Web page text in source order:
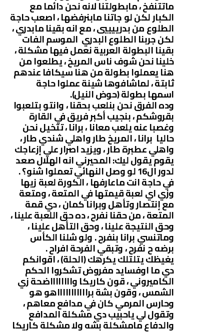
ماتتنفخ ، مابطولتنا لانه نحن دائما مع
الكبار لكن لو جاتنا مابنرفضها ، اصعب حاجة
الطلوع من بدرييييي ، مع انه بقينا مابدري ،
لكن جربنا الطلوع البدري الموسم الفات
بقينا البطولة العربية نعمل فيها مشكلة ،
خلينا نحن شوف ناس المريخ ، يطلعوا من
هنا يعملوا بطولة من هنا سيكافا عندهم
ثابتة ، لماشافوها شينة عملوا حاجة
اسمها بطولة (حوض النيل).
وده الفرق نحن بنلعب بحقنا ، وانتو بتلعبوا
بقروشكم ، بنجيب أكبر فريق في القارة
وغصبا عنه يلعب معانا ، برانا ، تتخيل نحن
حاليا برانا ، المريخ طار واهلي شندي طار ،
واهلي عطبرة طار ، ويزيد اصرار علي إزعاجك
يقوم يقول ليك: المحيرني انه الهلال صعد
لدور ال16 لو وصل النهائي تعملوا شنو؟ .
في حاجة انت ماعارفها ، الكورة لعبة زيها
وزي اي لعبة قيمتها في المتعة ، ومتعة
مع إنتصار وتأهل وبرانا كمان ، دي قمة
المتعة ، من حقنا نفرح ، ده حق اللعبة علينا ،
وحق النتيجة علينا ، وحق التأهل علينا ،
وماتنسي برانا بنفرح . ولو شلنا الكأس
برضه ح نفرح ، وتبقي الفرحة افراح .
يغيظك يتلتلك يكرهك (الحلة) ، اقوانكم
دي ما اوفسايد مفروض تشكروا الحكم
الكاميروني ، قون كاريكا وااااااااضحة زي
الشمس ، وقون بشة براااااااااااهو هو
وحارس المرمي كان في مدافع معاهم ،
وتقول لي ياحبيب دي مشكلة المدافع
والدفاع مامشكلة بشه ولا مشكلة كاريكا